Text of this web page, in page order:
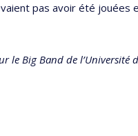
pas avoir été jouées
le Big Band de l’Université